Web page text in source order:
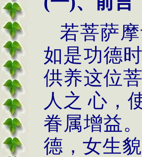
若菩萨
如是功德
供养这位
人之 心，
眷属增益
德，女生